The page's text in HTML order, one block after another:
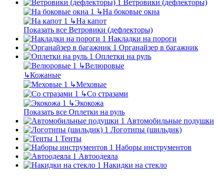
Ветровики (дефлекторы)
↳На боковые окна
↳На капот
Показать все Ветровики (дефлекторы)
Накладки на пороги
Органайзер в багажник
Оплетки на руль
↳Велюровые
↳Кожаные
↳Меховые
↳Со стразами
↳Экокожа
Показать все Оплетки на руль
Автомобильные подушки
Логотипы (шильдик)
Тенты
Наборы инструментов
Автоодеяла
Накидки на стекло